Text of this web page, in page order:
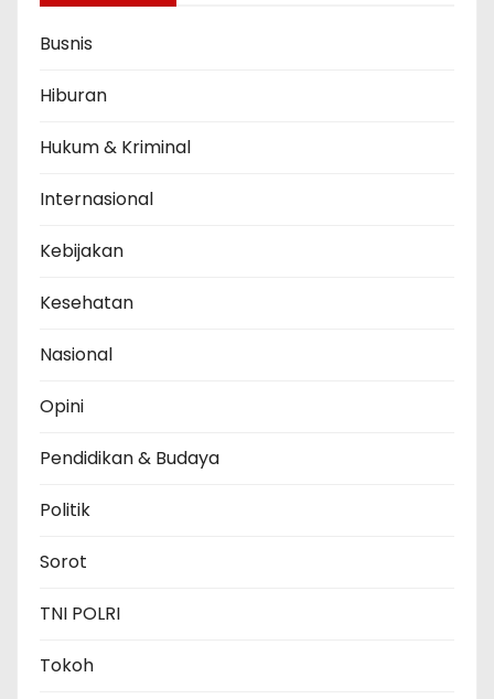
Busnis
Hiburan
Hukum & Kriminal
Internasional
Kebijakan
Kesehatan
Nasional
Opini
Pendidikan & Budaya
Politik
Sorot
TNI POLRI
Tokoh